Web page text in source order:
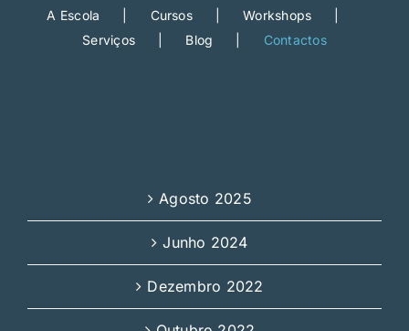
A Escola Cursos
Workshops
Serviços
Blog Contactos
Agosto 2025
Junho 2024
Dezembro 2022